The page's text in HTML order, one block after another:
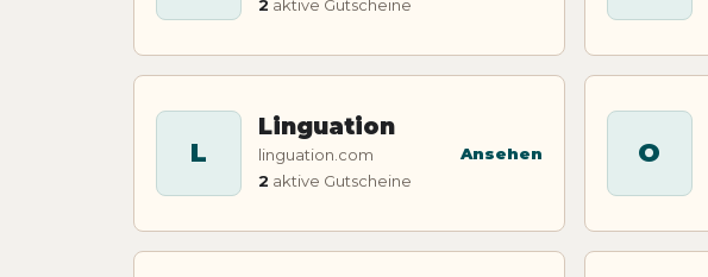
2 aktive Gutscheine
L
Linguation
linguation.com
2 aktive Gutscheine
Ansehen O